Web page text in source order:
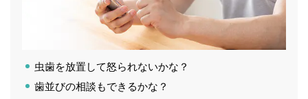
虫歯を放置して怒られないかな？
歯並びの相談もできるかな？